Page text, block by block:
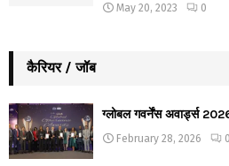
May 20, 2023 0
कैरियर / जॉब
ग्लोबल गवर्नेंस अवार्ड्स
February 28, 2026 0